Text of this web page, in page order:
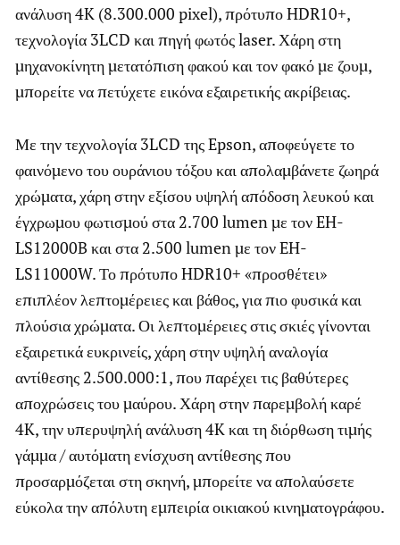
ανάλυση 4K (8.300.000 pixel), πρότυπο HDR10+,
τεχνολογία 3LCD και πηγή φωτός laser. Χάρη στη
μηχανοκίνητη μετατόπιση φακού και τον φακό με ζουμ,
μπορείτε να πετύχετε εικόνα εξαιρετικής ακρίβειας.
Με την τεχνολογία 3LCD της Epson, αποφεύγετε το
φαινόμενο του ουράνιου τόξου και απολαμβάνετε ζωηρά
χρώματα, χάρη στην εξίσου υψηλή απόδοση λευκού και
έγχρωμου φωτισμού στα 2.700 lumen με τον EH-
LS12000B και στα 2.500 lumen με τον EH-
LS11000W. Το πρότυπο HDR10+ «προσθέτει»
επιπλέον λεπτομέρειες και βάθος, για πιο φυσικά και
πλούσια χρώματα. Οι λεπτομέρειες στις σκιές γίνονται
εξαιρετικά ευκρινείς, χάρη στην υψηλή αναλογία
αντίθεσης 2.500.000:1, που παρέχει τις βαθύτερες
αποχρώσεις του μαύρου. Χάρη στην παρεμβολή καρέ
4K, την υπερυψηλή ανάλυση 4K και τη διόρθωση τιμής
γάμμα / αυτόματη ενίσχυση αντίθεσης που
προσαρμόζεται στη σκηνή, μπορείτε να απολαύσετε
εύκολα την απόλυτη εμπειρία οικιακού κινηματογράφου.